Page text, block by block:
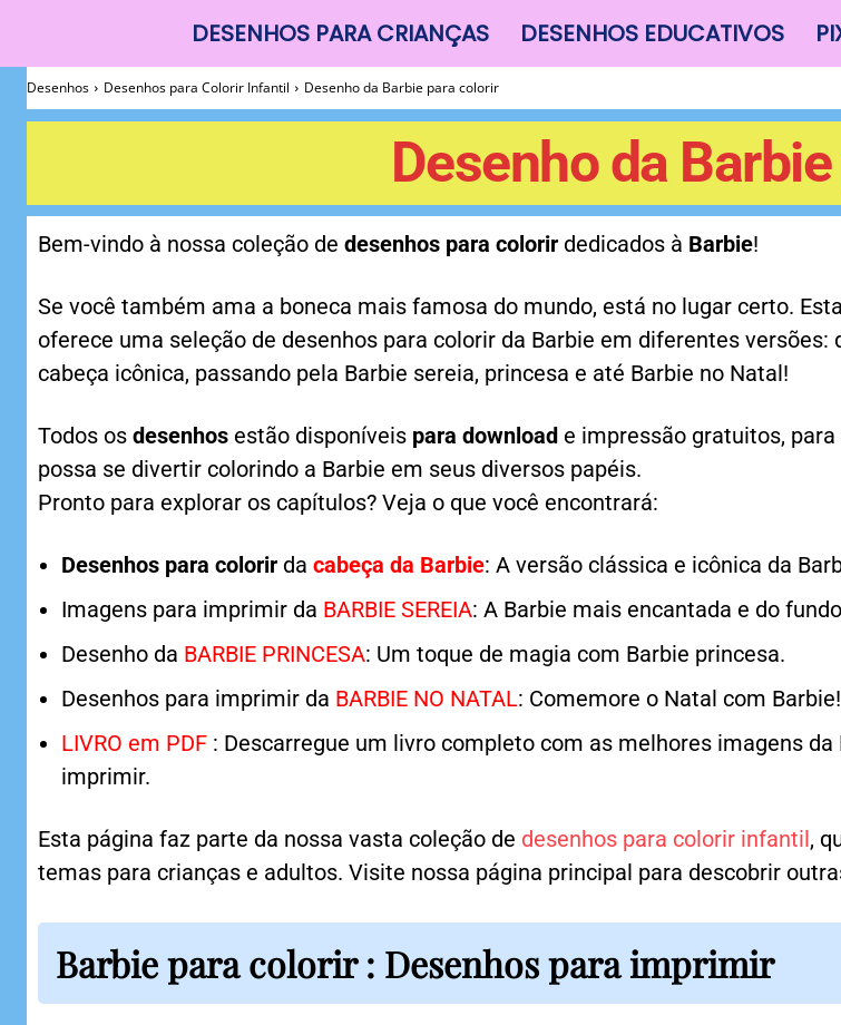
Desenhos
Para
DESENHOS PARA CRIANÇAS DESENHOS EDUCATIVOS
Desenhos Desenhos para Colorir Infantil Desenho da Barbie para colorir
Desenho da
Bem-vindo à nossa coleção de desenhos para colorir dedicados à Barbie!
Se você também ama a boneca mais famosa do mundo, está no lugar certo.
oferece uma seleção de desenhos para colorir da Barbie em diferentes versões:
cabeça icônica, passando pela Barbie sereia, princesa e até Barbie no Natal!
Todos os desenhos estão disponíveis para download e impressão gratuitos, para
possa se divertir colorindo a Barbie em seus diversos papéis.
Pronto para explorar os capítulos? Veja o que você encontrará:
Desenhos para colorir da cabeça da Barbie: A versão clássica e icônica da
Imagens para imprimir da BARBIE SEREIA: A Barbie mais encantada e do
Desenho da BARBIE PRINCESA: Um toque de magia com Barbie princesa.
Desenhos para imprimir da BARBIE NO NATAL: Comemore o Natal com Barbie!
LIVRO em PDF : Descarregue um livro completo com as melhores imagens da
imprimir.
Esta página faz parte da nossa vasta coleção de desenhos para colorir infantil,
temas para crianças e adultos. Visite nossa página principal para descobrir
Barbie para colorir : Desenhos para imprimir